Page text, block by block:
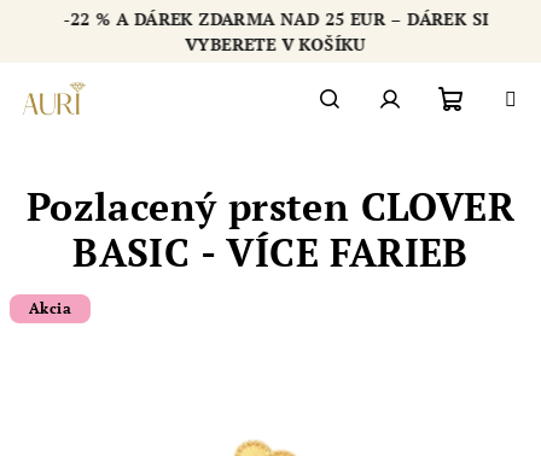
-22 % A DÁREK ZDARMA NAD 25 EUR – DÁREK SI
VYBERETE V KOŠÍKU
košík
Pozlacený prsten CLOVER
BASIC - VÍCE FARIEB
Akcia
Chatbot šperkovnice AURI